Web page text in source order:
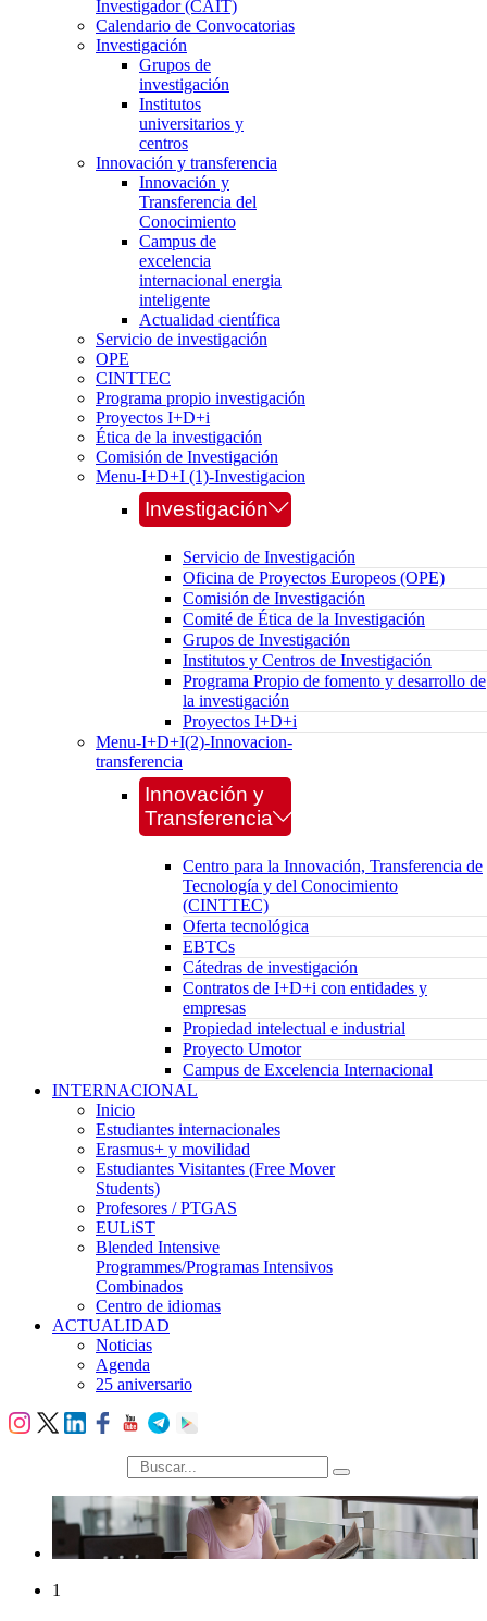
Investigador (CAIT)
Calendario de Convocatorias
Investigación
Grupos de
investigación
Institutos
universitarios y
centros
Innovación y transferencia
Innovación y
Transferencia del
Conocimiento
Campus de
excelencia
internacional energia
inteligente
Actualidad científica
Servicio de investigación
OPE
CINTTEC
Programa propio investigación
Proyectos I+D+i
Ética de la investigación
Comisión de Investigación
Menu-I+D+I (1)-Investigacion
Investigación
Servicio de Investigación
Oficina de Proyectos Europeos (OPE)
Comisión de Investigación
Comité de Ética de la Investigación
Grupos de Investigación
Institutos y Centros de Investigación
Programa Propio de fomento y desarrollo de
la investigación
Proyectos I+D+i
Menu-I+D+I(2)-Innovacion-
transferencia
Innovación y
Transferencia
Centro para la Innovación, Transferencia de
Tecnología y del Conocimiento
(CINTTEC)
Oferta tecnológica
EBTCs
Cátedras de investigación
Contratos de I+D+i con entidades y
empresas
Propiedad intelectual e industrial
Proyecto Umotor
Campus de Excelencia Internacional
INTERNACIONAL
Inicio
Estudiantes internacionales
Erasmus+ y movilidad
Estudiantes Visitantes (Free Mover
Students)
Profesores / PTGAS
EULiST
Blended Intensive
Programmes/Programas Intensivos
Combinados
Centro de idiomas
ACTUALIDAD
Noticias
Agenda
25 aniversario
búsqueda
1